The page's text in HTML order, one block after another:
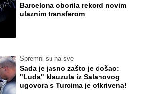
Barcelona oborila rekord novim
ulaznim transferom
Spremni su na sve
Sada je jasno zašto je došao:
"Luda" klauzula iz Salahovog
ugovora s Turcima je otkrivena!